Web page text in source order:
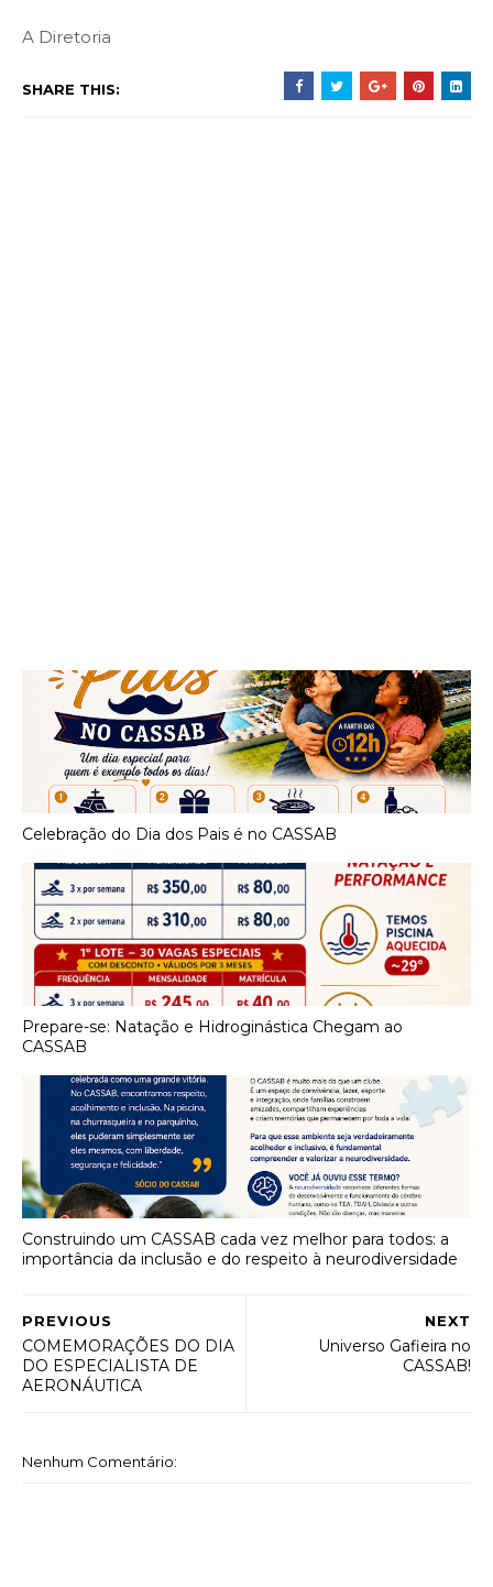
A Diretoria
SHARE THIS:
Celebração do Dia dos Pais é no CASSAB
Prepare-se: Natação e Hidroginástica Chegam ao
CASSAB
Construindo um CASSAB cada vez melhor para todos: a
importância da inclusão e do respeito à neurodiversidade
NEXT
Universo Gafieira no
CASSAB!
PREVIOUS
COMEMORAÇÕES DO DIA
DO ESPECIALISTA DE
AERONÁUTICA
Nenhum Comentário: